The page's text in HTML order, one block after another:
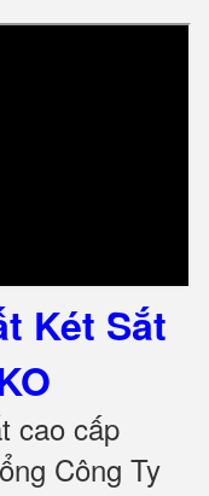
Két Sắt
cao cấp
Công Ty